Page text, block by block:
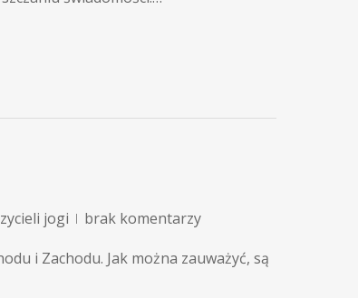
jogi
brak komentarzy
i Zachodu. Jak można zauważyć, są